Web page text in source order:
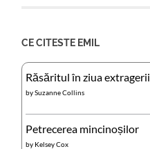
CE CITESTE EMIL
Răsăritul în ziua extragerii
bySuzanne Collins
Petrecerea mincinoșilor
by Kelsey Cox